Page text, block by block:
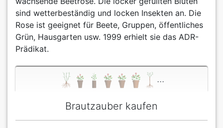
sind wetterbeständig und locken Insekten an. Die
Rose ist geeignet für Beete, Gruppen, öffentliches
Grün, Hausgarten usw. 1999 erhielt sie das ADR-
Prädikat.
...
Brautzauber kaufen